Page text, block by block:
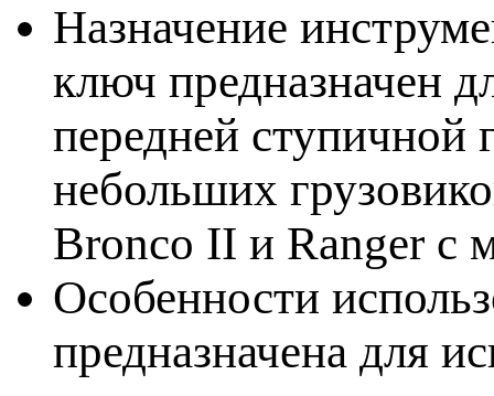
Назначение
ключ предназначен
передней ступичной
небольших
Bronco II и Ranger с
Особенности
предназначена для